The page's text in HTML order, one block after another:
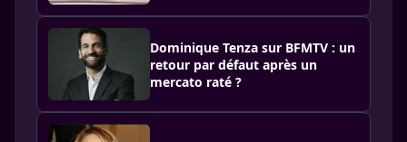
Dominique Tenza sur BFMTV : un
retour par défaut après un
mercato raté ?